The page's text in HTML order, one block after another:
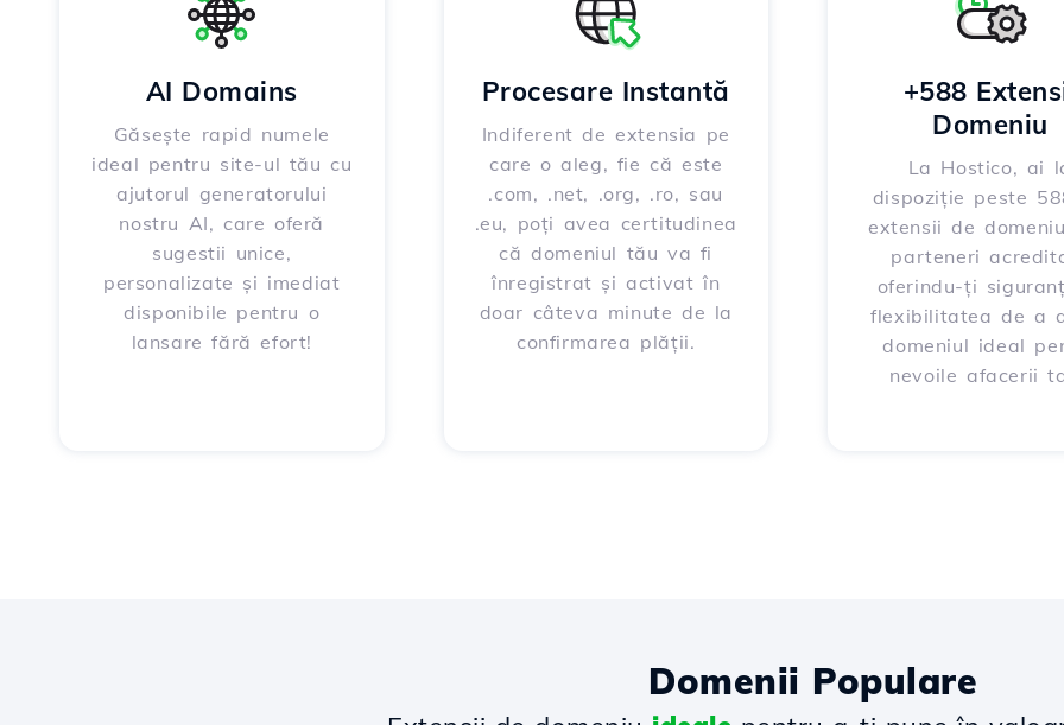
AI Domains
Găsește rapid numele
ideal pentru site-ul tău cu
ajutorul generatorului
nostru AI, care oferă
sugestii unice,
personalizate și imediat
disponibile pentru o
lansare fără efort!
Procesare Instantă
Indiferent de extensia pe
care o aleg, fie că este
.com, .net, .org, .ro, sau
.eu, poți avea certitudinea
că domeniul tău va fi
înregistrat și activat în
doar câteva minute de la
confirmarea plății.
+588
Domeniu
La Hostico, ai
dispoziție peste
extensii de
parteneri
oferindu-ți
flexibilitatea de a
domeniul ideal
nevoile afacerii
Domenii Populare